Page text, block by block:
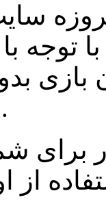
توجه
بازی
بسیار سخت است.
برای